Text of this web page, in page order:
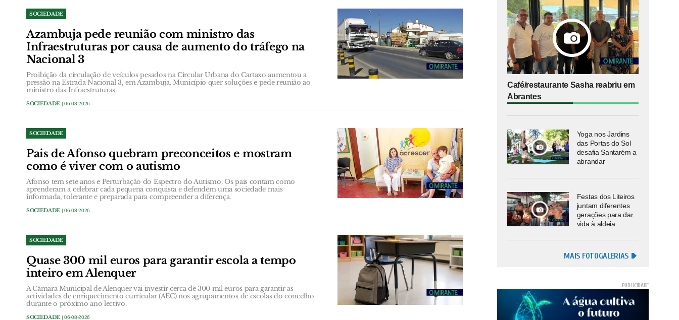
SOCIEDADE
Azambuja pede reunião com ministro das
Infraestruturas por causa de aumento do tráfego na
Nacional 3
Proibição da circulação de veículos pesados na Circular Urbana do Cartaxo aumentou a
pressão na Estrada Nacional 3, em Azambuja. Município quer soluções e pede reunião ao
ministro das Infraestruturas.
SOCIEDADE | 06-08-2026
SOCIEDADE
Pais de Afonso quebram preconceitos e mostram
como é viver com o autismo
Afonso tem sete anos e Perturbação do Espectro do Autismo. Os pais contam como
aprenderam a celebrar cada pequena conquista e defendem uma sociedade mais
informada, tolerante e preparada para compreender a diferença.
SOCIEDADE | 06-08-2026
SOCIEDADE
Quase 300 mil euros para garantir escola a tempo
inteiro em Alenquer
A Câmara Municipal de Alenquer vai investir cerca de 300 mil euros para garantir as
actividades de enriquecimento curricular (AEC) nos agrupamentos de escolas do concelho
durante o próximo ano lectivo.
SOCIEDADE | 06-08-2026
Café/restaurante Sasha reabriu em
Abrantes
Yoga nos Jardins
das Portas do Sol
desafia Santarém a
abrandar
Festas dos Liteiros
juntam diferentes
gerações para dar
vida à aldeia
MAIS FOTOGALERIAS